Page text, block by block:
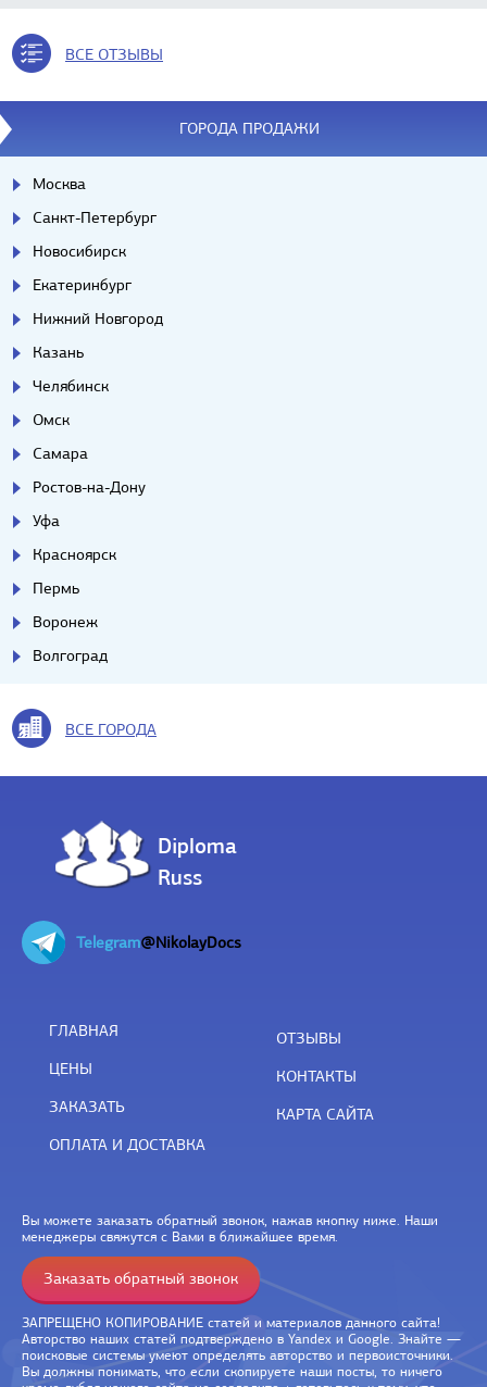
ВСЕ ОТЗЫВЫ
ГОРОДА ПРОДАЖИ
Москва
Санкт-Петербург
Новосибирск
Екатеринбург
Нижний Новгород
Казань
Челябинск
Омск
Самара
Ростов-на-Дону
Уфа
Красноярск
Пермь
Воронеж
Волгоград
ВСЕ ГОРОДА
Diploma
Russ
Telegram@NikolayDocs
ГЛАВНАЯ
ЦЕНЫ
ЗАКАЗАТЬ
ОПЛАТА И ДОСТАВКА
ОТЗЫВЫ
КОНТАКТЫ
КАРТА САЙТА
Вы можете заказать обратный звонок, нажав кнопку ниже. Наши
менеджеры свяжутся с Вами в ближайшее время.
Заказать обратный звонок
ЗАПРЕЩЕНО КОПИРОВАНИЕ статей и материалов данного сайта!
Авторство наших статей подтверждено в Yandex и Google. Знайте —
поисковые системы умеют определять авторство и первоисточники.
Вы должны понимать, что если скопируете наши посты, то ничего